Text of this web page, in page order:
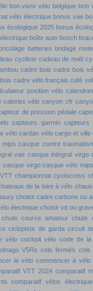
bon vivre vélo belgique bon
vélo électrique bonus vae
écologique 2025 bonus
boîte auto bosch
batteries bridage
cycliste cadeau de noël
cadre bois cadre bois
cadre vélo français café
position vélo
calories vélo canyon cfr
de pression pédale
capteurs garmin capteurs
vélo cardan vélo cargo et ville
mips casque contre
vae casque intégral virgo
casque virgo casque vélo mips
championnat cyclocross
de la loire à vélo
choisir cadre carbone ou
électrique choisir vtt ou
chute course amateur chute
ciclopista de garda circuit
vélo cockpit vélo code de
V5Rs cols fermés cols
le vélo commencer à vélo
VTT 2024 comparatif
comparatif vélos